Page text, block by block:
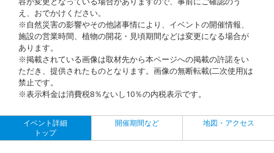
え、おでかけください。
※自然災害の影響やその他諸事情により、イベントの開催情報、
施設の営業時間、植物の開花・見頃期間などは変更になる場合が
あります。
※掲載されている画像は取材先から本ページへの掲載の許諾をい
ただき、提供されたものとなります。画像の無断転載(二次使用)は
禁止です。
※表示料金は消費税8％ないし10％の内税表示です。
イベント詳細
トップ
開催期間など 地図・アクセス